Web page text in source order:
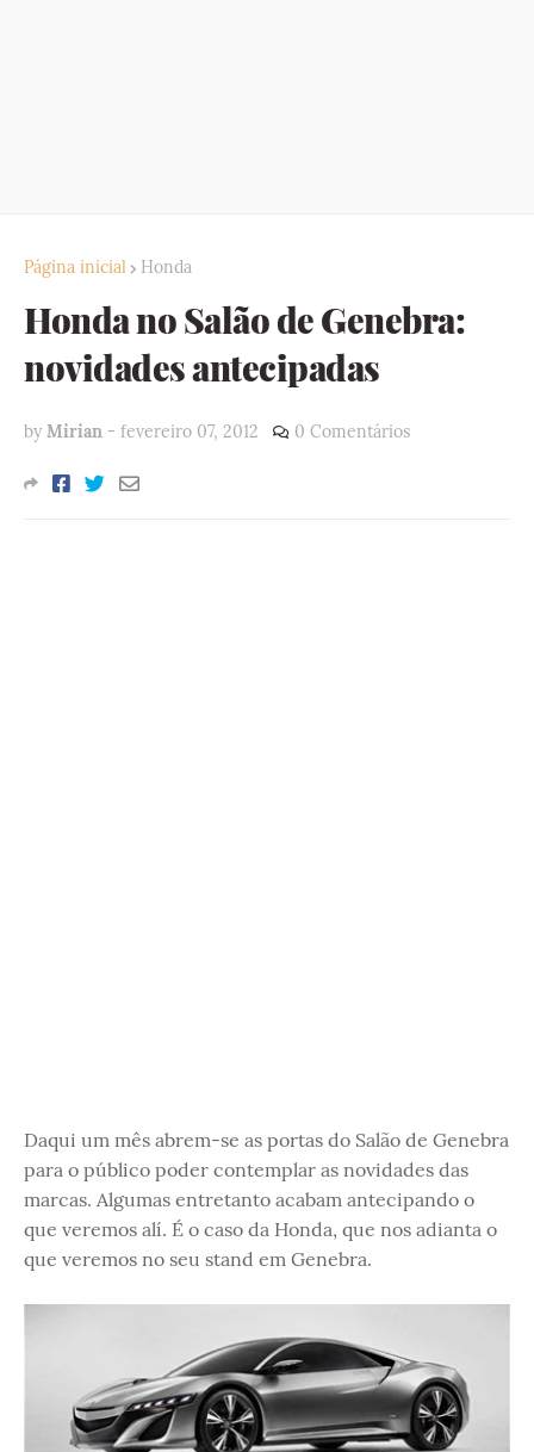
Página inicial Honda
Honda no Salão de Genebra:
novidades antecipadas
by Mirian - fevereiro 07, 2012 0 Comentários
Daqui um mês abrem-se as portas do Salão de Genebra
para o público poder contemplar as novidades das
marcas. Algumas entretanto acabam antecipando o
que veremos alí. É o caso da Honda, que nos adianta o
que veremos no seu stand em Genebra.